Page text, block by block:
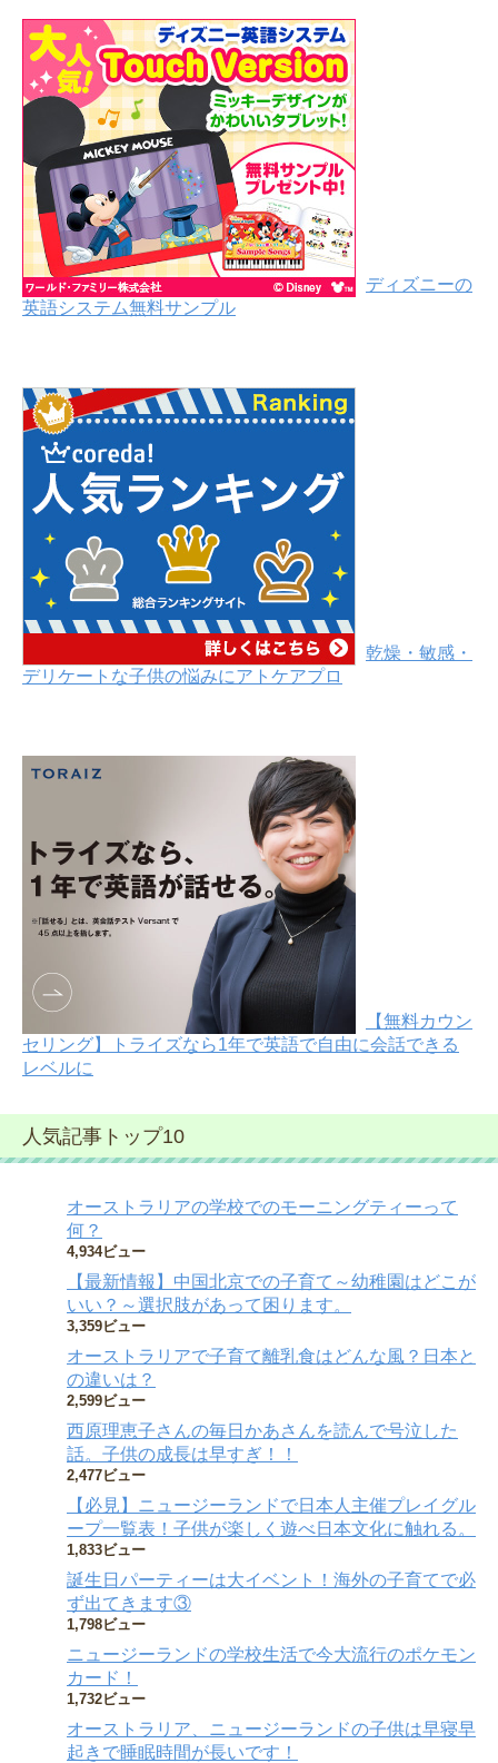
ディズニーの
英語システム無料サンプル
乾燥・敏感・
デリケートな子供の悩みにアトケアプロ
【無料カウン
セリング】トライズなら1年で英語で自由に会話できる
レベルに
人気記事トップ10
オーストラリアの学校でのモーニングティーって
何？
4,934ビュー
【最新情報】中国北京での子育て～幼稚園はどこが
いい？～選択肢があって困ります。
3,359ビュー
オーストラリアで子育て離乳食はどんな風？日本と
の違いは？
2,599ビュー
西原理恵子さんの毎日かあさんを読んで号泣した
話。子供の成長は早すぎ！！
2,477ビュー
【必見】ニュージーランドで日本人主催プレイグル
ープ一覧表！子供が楽しく遊べ日本文化に触れる。
1,833ビュー
誕生日パーティーは大イベント！海外の子育てで必
ず出てきます③
1,798ビュー
ニュージーランドの学校生活で今大流行のポケモン
カード！
1,732ビュー
オーストラリア、ニュージーランドの子供は早寝早
起きで睡眠時間が長いです！